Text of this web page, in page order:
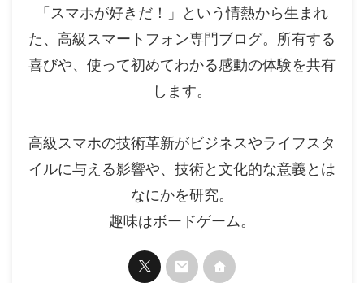
「スマホが好きだ！」という情熱から生まれ
た、高級スマートフォン専門ブログ。所有する
喜びや、使って初めてわかる感動の体験を共有
します。
高級スマホの技術革新がビジネスやライフスタ
イルに与える影響や、技術と文化的な意義とは
なにかを研究。
趣味はボードゲーム。